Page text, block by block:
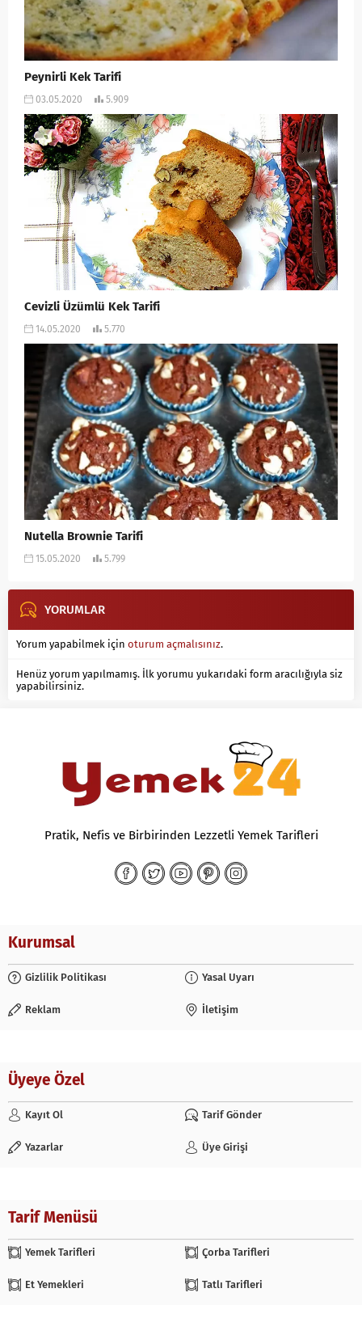
Peynirli Kek Tarifi
03.05.2020 5.909
Cevizli Üzümlü Kek Tarifi
14.05.2020 5.770
Nutella Brownie Tarifi
15.05.2020 5.799
YORUMLAR
Yorum yapabilmek için oturum açmalısınız.
Henüz yorum yapılmamış. İlk yorumu yukarıdaki form aracılığıyla siz
yapabilirsiniz.
Pratik, Nefis ve Birbirinden Lezzetli Yemek Tarifleri
Kurumsal
Gizlilik Politikası Yasal Uyarı
Reklam İletişim
Üyeye Özel
Kayıt Ol Tarif Gönder
Yazarlar Üye Girişi
Tarif Menüsü
Yemek Tarifleri Çorba Tarifleri
Et Yemekleri Tatlı Tarifleri